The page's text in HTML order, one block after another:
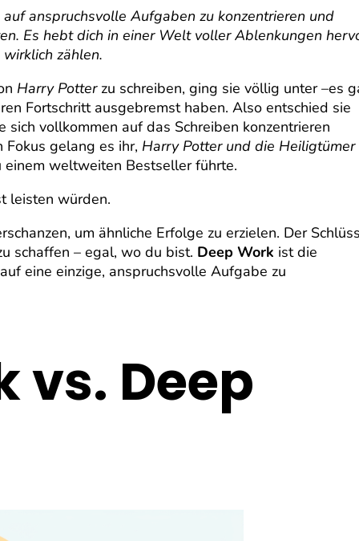
anspruchsvolle Aufgaben zu konzentrieren und
Es hebt dich in einer Welt voller Ablenkungen
zählen.
Harry Potterzu schreiben, ging sie völlig unter –es
Fortschritt ausgebremst haben. Also entschied sie
vollkommen auf das Schreiben konzentrieren
gelang es ihr, Harry Potter und die Heiligtümer
weltweiten Bestseller führte.
leisten würden.
um ähnliche Erfolge zu erzielen. Der
schaffen – egal, wo du bist. Deep Work ist die
eine einzige, anspruchsvolle Aufgabe zu
vs. Deep